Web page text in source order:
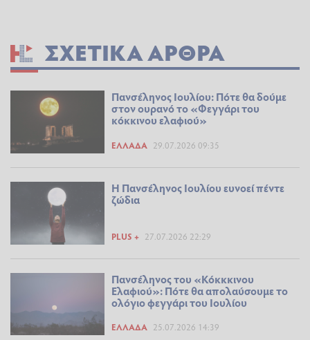
ΣΧΕΤΙΚΆ ΆΡΘΡΑ
Πανσέληνος Ιουλίου: Πότε θα δούμε
στον ουρανό το «Φεγγάρι του
κόκκινου ελαφιού»
ΕΛΛΆΔΑ 29.07.2026 09:35
Η Πανσέληνος Ιουλίου ευνοεί πέντε
ζώδια
PLUS + 27.07.2026 22:29
Πανσέληνος του «Κόκκκινου
Ελαφιού»: Πότε θα απολαύσουμε το
ολόγιο φεγγάρι του Ιουλίου
ΕΛΛΆΔΑ 25.07.2026 14:39